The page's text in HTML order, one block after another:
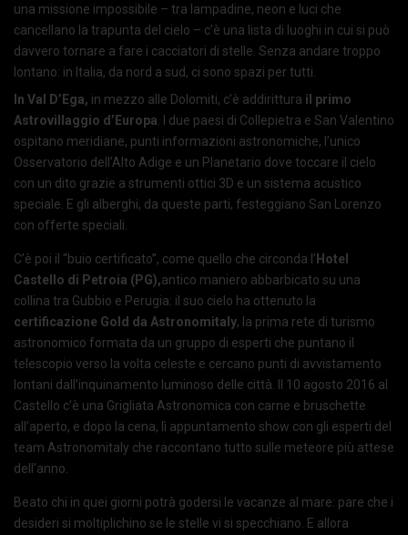
una missione impossibile – tra lampadine, neon e luci che
cancellano la trapunta del cielo – c’è una lista di luoghi in cui si può
davvero tornare a fare i cacciatori di stelle. Senza andare troppo
lontano: in Italia, da nord a sud, ci sono spazi per tutti.
In Val D’Ega, in mezzo alle Dolomiti, c’è addirittura il primo
Astrovillaggio d’Europa . I due paesi di Collepietra e San Valentino
ospitano meridiane, punti informazioni astronomiche, l’unico
Osservatorio dell’Alto Adige e un Planetario dove toccare il cielo
con un dito grazie a strumenti ottici 3D e un sistema acustico
speciale. E gli alberghi, da queste parti, festeggiano San Lorenzo
con offerte speciali.
C’è poi il “buio certificato”, come quello che circonda l’ Hotel
Castello di Petroia (PG),antico maniero abbarbicato su una
collina tra Gubbio e Perugia: il suo cielo ha ottenuto la
certificazione Gold da Astronomitaly, la prima rete di turismo
astronomico formata da un gruppo di esperti che puntano il
telescopio verso la volta celeste e cercano punti di avvistamento
lontani dall’inquinamento luminoso delle città. Il 10 agosto 2016 al
Castello c’è una Grigliata Astronomica con carne e bruschette
all’aperto, e dopo la cena, lì appuntamento show con gli esperti del
team Astronomitaly che raccontano tutto sulle meteore più attese
dell’anno.
Beato chi in quei giorni potrà godersi le vacanze al mare: pare che i
desideri si moltiplichino se le stelle vi si specchiano. E allora